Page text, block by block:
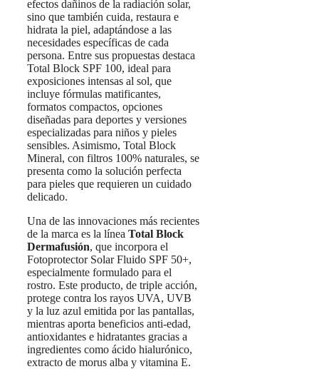
efectos dañinos de la radiación solar,
sino que también cuida, restaura e
hidrata la piel, adaptándose a las
necesidades específicas de cada
persona. Entre sus propuestas destaca
Total Block SPF 100, ideal para
exposiciones intensas al sol, que
incluye fórmulas matificantes,
formatos compactos, opciones
diseñadas para deportes y versiones
especializadas para niños y pieles
sensibles. Asimismo, Total Block
Mineral, con filtros 100% naturales, se
presenta como la solución perfecta
para pieles que requieren un cuidado
delicado.
Una de las innovaciones más recientes
de la marca es la línea Total Block
Dermafusión, que incorpora el
Fotoprotector Solar Fluido SPF 50+,
especialmente formulado para el
rostro. Este producto, de triple acción,
protege contra los rayos UVA, UVB
y la luz azul emitida por las pantallas,
mientras aporta beneficios anti-edad,
antioxidantes e hidratantes gracias a
ingredientes como ácido hialurónico,
extracto de morus alba y vitamina E.